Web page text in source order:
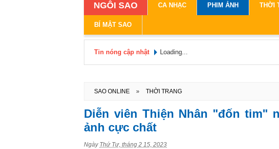
NGÔI SAO CA NHẠC PHIM ẢNH THỜI
BÍ MẬT SAO
Tin nóng cập nhật Loading...
SAO ONLINE » THỜI TRANG
Diễn viên Thiện Nhân "đốn tim"
ảnh cực chất
Ngày Thứ Tư, tháng 2 15, 2023